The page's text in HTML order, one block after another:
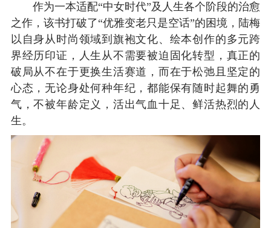
作为一本适配“中女时代”及人生各个阶段的治愈
之作，该书打破了“优雅变老只是空话”的困境，陆梅
以自身从时尚领域到旗袍文化、绘本创作的多元跨
界经历印证，人生从不需要被迫固化转型，真正的
破局从不在于更换生活赛道，而在于松弛且坚定的
心态，无论身处何种年纪，都能保有随时起舞的勇
气，不被年龄定义，活出气血十足、鲜活热烈的人
生。